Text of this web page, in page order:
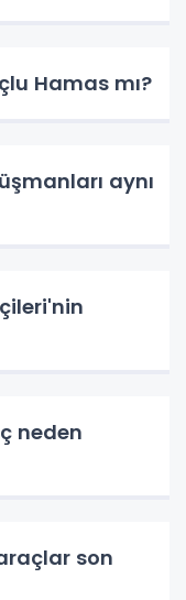
Hamas mı?
aynı
neden
son